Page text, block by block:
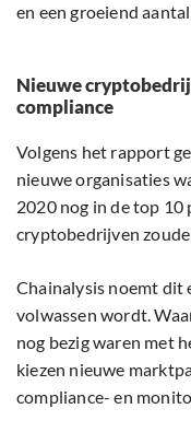
en een groeiend
Nieuwe
compliance
Volgens het rapport
nieuwe organisaties
2020 nog in de top
cryptobedrijven
Chainalysis noemt dit
volwassen wordt.
nog bezig waren met
kiezen nieuwe
compliance- en